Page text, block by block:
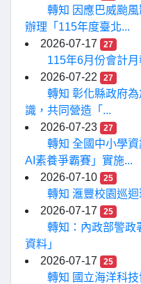
轉知 因應巴威颱
辦理「115年度臺北...
2026-07-17
27
115年6月份會計月
2026-07-22
27
轉知 彰化縣政府
識，共同營造「...
2026-07-23
27
轉知 全國中小學
AI素養爭霸賽」實施...
2026-07-10
25
轉知 滙豐校園巡
2026-07-17
25
轉知：內政部警政
資料」
2026-07-17
25
轉知 國立海洋科